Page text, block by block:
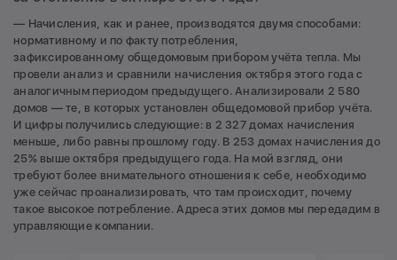
— Начисления, как и ранее, производятся двумя способами:
нормативному и по факту потребления,
зафиксированному общедомовым прибором учёта тепла. Мы
провели анализ и сравнили начисления октября этого года с
аналогичным периодом предыдущего. Анализировали 2 580
домов — те, в которых установлен общедомовой прибор учёта.
И цифры получились следующие: в 2 327 домах начисления
меньше, либо равны прошлому году. В 253 домах начисления до
25% выше октября предыдущего года. На мой взгляд, они
требуют более внимательного отношения к себе, необходимо
уже сейчас проанализировать, что там происходит, почему
такое высокое потребление. Адреса этих домов мы передадим в
управляющие компании.